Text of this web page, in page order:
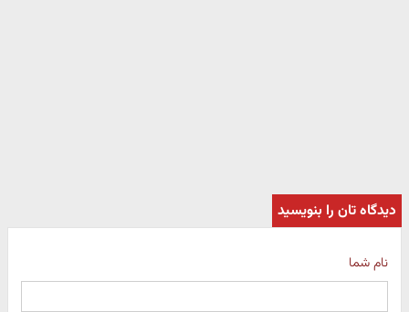
دیدگاه تان را بنویسید
نام شما